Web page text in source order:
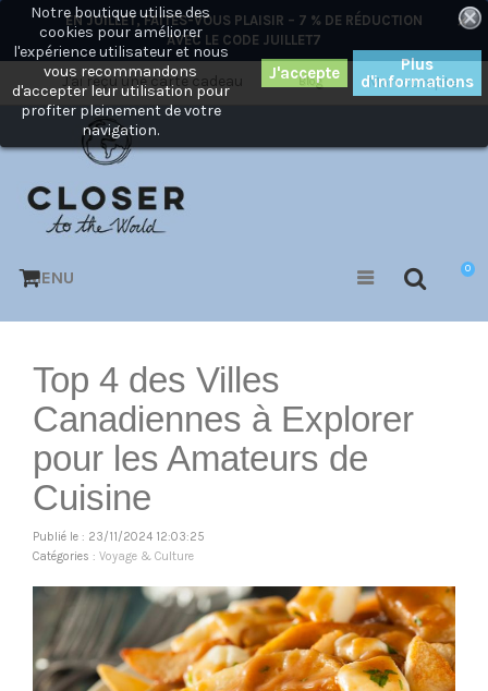
EN JUILLET, FAITES-VOUS PLAISIR – 7 % DE RÉDUCTION
AVEC LE CODE JUILLET7
×
Mon compte
Blog
J'ai reçu une carte cadeau
0
MENU
Notre boutique utilise des
cookies pour améliorer
l'expérience utilisateur et nous
vous recommandons
d'accepter leur utilisation pour
profiter pleinement de votre
navigation.
Plus
d'informations
Top 4 des Villes
Canadiennes à Explorer
pour les Amateurs de
Cuisine
Publié le : 23/11/2024 12:03:25
Catégories : Voyage & Culture